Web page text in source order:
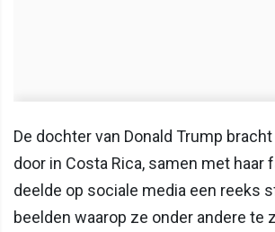
De dochter van Donald Trump
door in Costa Rica, samen met haar
deelde op sociale media een reeks
beelden waarop ze onder andere te